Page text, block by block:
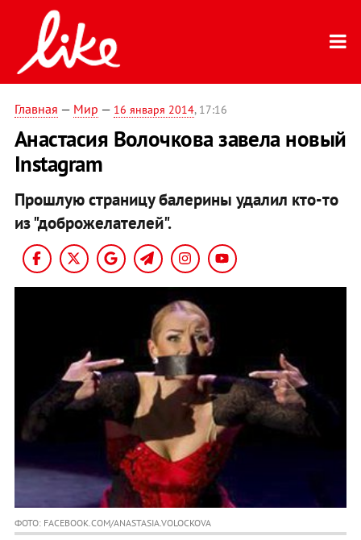
Главная — Мир — 16 января 2014, 17:16
Анастасия Волочкова завела новый
Instagram
Прошлую страницу балерины удалил кто-то
из "доброжелателей".
ФОТО: FACEBOOK.COM/ANASTASIA.VOLOCKOVA